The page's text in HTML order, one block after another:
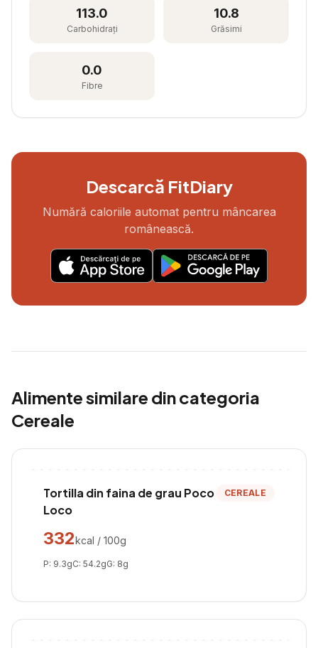
113.0
Carbohidrați
10.8
Grăsimi
0.0
Fibre
Descarcă FitDiary
Numără caloriile automat pentru mâncarea
românească.
Alimente similare din categoria
Cereale
Tortilla din faina de grau Poco
Loco
CEREALE
332kcal / 100g
P: 9.3gC: 54.2gG: 8g